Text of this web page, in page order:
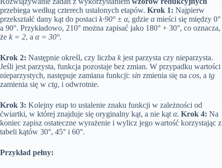
przebiega według czterech ustalonych etapów. Krok 1: Najpierw
przekształć dany kąt do postaci k·90° ± α, gdzie αmieści się między 0°
a 90°. Przykładowo, 210° można zapisać jako 180° + 30°, co oznacza,
że k = 2, a α = 30°.
Krok 2: Następnie określ, czy liczba k jest parzysta czy nieparzysta.
Jeśli jest parzysta, funkcja pozostaje bez zmian. W przypadku wartości
nieparzystych, następuje zamiana funkcji: sin zmienia się na cos, a tg
zamienia się w ctg, i odwrotnie.
Krok 3: Kolejny etap to ustalenie znaku funkcji w zależności od
ćwiartki, w której znajduje się oryginalny kąt, a nie kąt α. Krok 4: Na
koniec zapisz ostateczne wyrażenie i wylicz jego wartość korzystając z
tabeli kątów 30°, 45° i 60°.
Przykład pełny: